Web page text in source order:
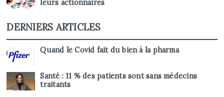
leurs actionnaires
DERNIERS ARTICLES
Quand le Covid fait du bien à la pharma
Santé : 11 % des patients sont sans médecins
traitants